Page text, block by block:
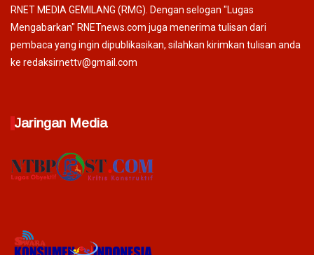
RNET MEDIA GEMILANG (RMG). Dengan selogan "Lugas
Mengabarkan" RNETnews.com juga menerima tulisan dari
pembaca yang ingin dipublikasikan, silahkan kirimkan tulisan anda
ke redaksirnettv@gmail.com
Jaringan Media